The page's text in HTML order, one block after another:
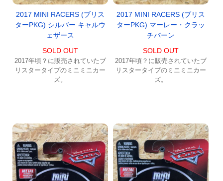
2017 MINI RACERS (ブリス
ターPKG) シルバー キャルウ
ェザース
SOLD OUT
2017年頃？に販売されていたブ
リスタータイプのミニミニカー
ズ。
2017 MINI RACERS (ブリス
ターPKG) マーレー・クラッ
チバーン
SOLD OUT
2017年頃？に販売されていたブ
リスタータイプのミニミニカー
ズ。